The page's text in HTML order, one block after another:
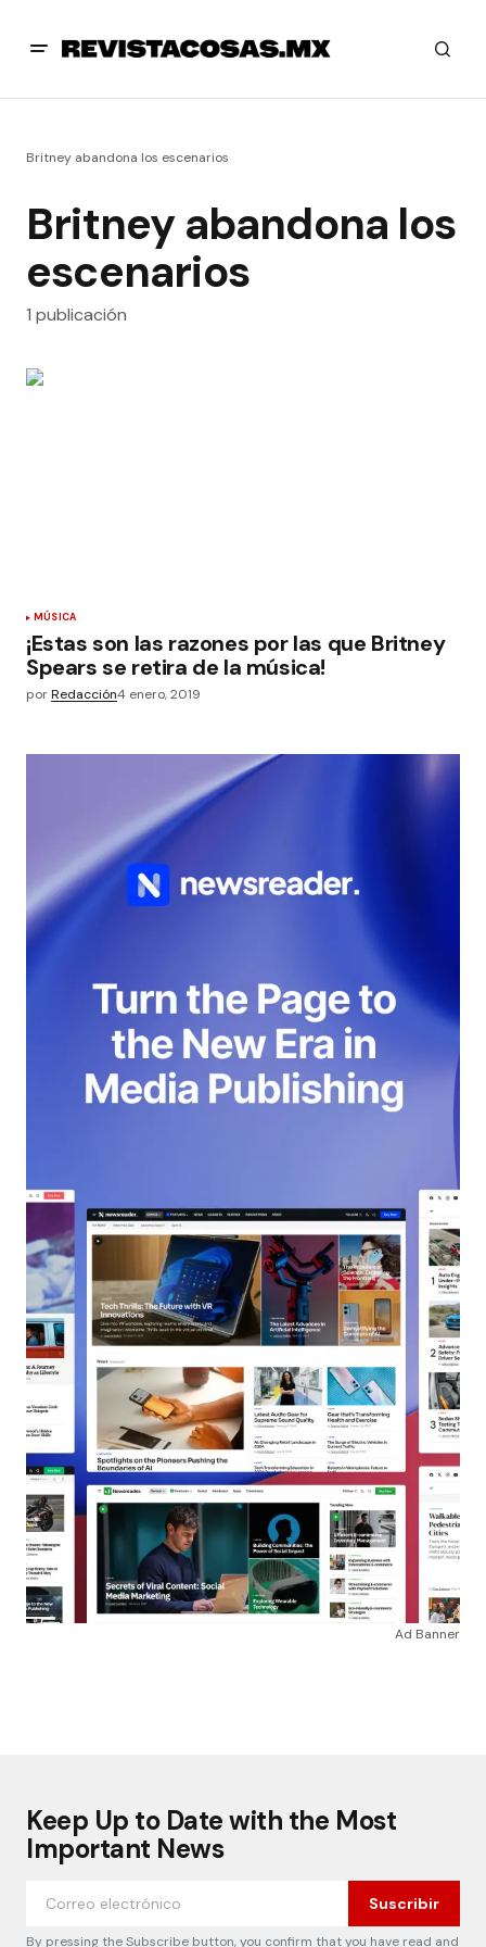
Britney abandona los escenarios
Britney abandona los
escenarios
1 publicación
MÚSICA
¡Estas son las razones por las que Britney
Spears se retira de la música!
porRedacción4 enero, 2019
Ad Banner
Keep Up to Date with the Most
Important News
Suscribir
By pressing the Subscribe button, you confirm that you have read and